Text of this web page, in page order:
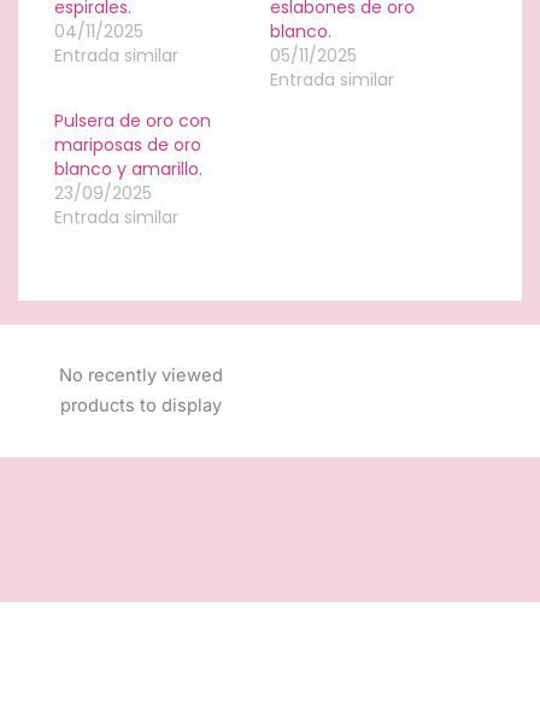
espirales.
04/11/2025
Entrada similar
eslabones de oro
blanco.
05/11/2025
Entrada similar
Pulsera de oro con
mariposas de oro
blanco y amarillo.
23/09/2025
Entrada similar
No recently viewed
products to display